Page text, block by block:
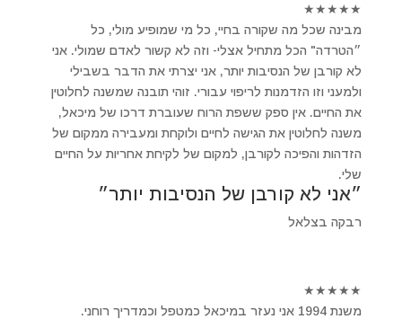
★
★
★
★
★
מבינה שכל מה שקורה בחיי, כל מי שמופיע מולי, כל
״הטרדה" הכל מתחיל אצלי- וזה לא קשור לאדם שמולי. אני
לא קורבן של הנסיבות יותר, אני יצרתי את הדבר בשבילי
ולמעני וזו הזדמנות לריפוי עבורי. זוהי תובנה שמשנה לחלוטין
את החיים. אין ספק ששפת הרוח שעוברת דרכו של מיכאל,
משנה לחלוטין את הגישה לחיים ולוקחת ומעבירה ממקום של
הזדהות והפיכה לקורבן, למקום של לקיחת אחריות על החיים
שלי.
״אני לא קורבן של הנסיבות יותר״
רבקה בצלאל
★
★
★
★
★
משנת 1994 אני נעזר במיכאל כמטפל וכמדריך רוחני.